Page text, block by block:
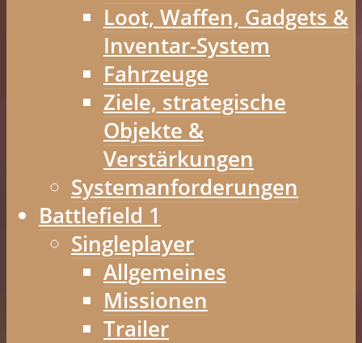
Loot, Waffen, Gadgets &
Inventar-System
Fahrzeuge
Ziele, strategische
Objekte &
Verstärkungen
Systemanforderungen
Battlefield 1
Singleplayer
Allgemeines
Missionen
Trailer